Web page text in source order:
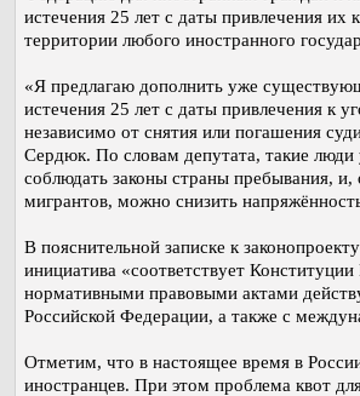
истечения 25 лет с даты привлечения их
территории любого иностранного
«Я предлагаю дополнить уже
истечения 25 лет с даты привлечения к
независимо от снятия или погашения
Сердюк. По словам депутата, такие люди
соблюдать законы страны пребывания, и,
мигрантов, можно снизить
В пояснительной записке к
инициатива «соответствует
нормативными правовыми актами
Российской Федерации, а также с
Отметим, что в настоящее время в
иностранцев. При этом проблема квот